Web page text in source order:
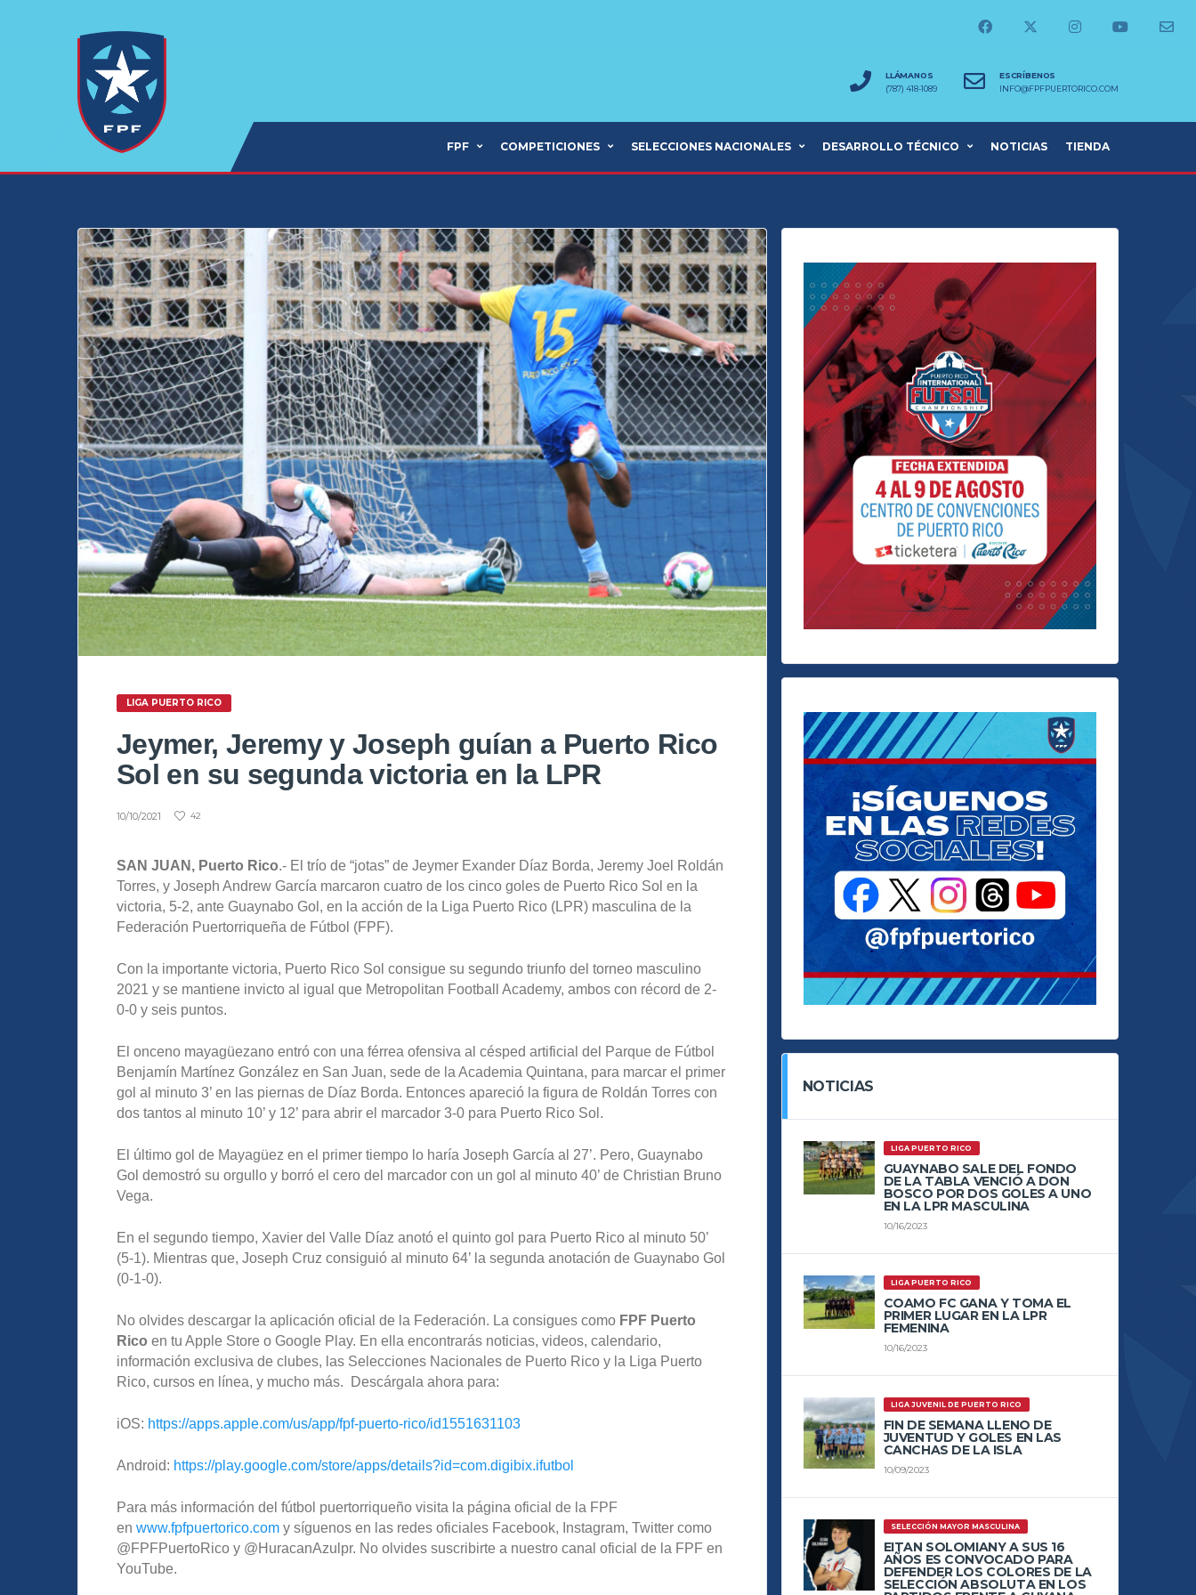
LLÁMANOS
(787) 418-1089
ESCRÍBENOS
INFO@FPFPUERTORICO.COM
FPF COMPETICIONES SELECCIONES NACIONALES DESARROLLO TÉCNICO NOTICIAS TIENDA
LIGA PUERTO RICO
Jeymer, Jeremy y Joseph guían a Puerto Rico
Sol en su segunda victoria en la LPR
10/10/2021 42
SAN JUAN, Puerto Rico.- El trío de “jotas” de Jeymer Exander Díaz Borda, Jeremy Joel Roldán
Torres, y Joseph Andrew García marcaron cuatro de los cinco goles de Puerto Rico Sol en la
victoria, 5-2, ante Guaynabo Gol, en la acción de la Liga Puerto Rico (LPR) masculina de la
Federación Puertorriqueña de Fútbol (FPF).
Con la importante victoria, Puerto Rico Sol consigue su segundo triunfo del torneo masculino
2021 y se mantiene invicto al igual que Metropolitan Football Academy, ambos con récord de 2-
0-0 y seis puntos.
El onceno mayagüezano entró con una férrea ofensiva al césped artificial del Parque de Fútbol
Benjamín Martínez González en San Juan, sede de la Academia Quintana, para marcar el primer
gol al minuto 3’ en las piernas de Díaz Borda. Entonces apareció la figura de Roldán Torres con
dos tantos al minuto 10’ y 12’ para abrir el marcador 3-0 para Puerto Rico Sol.
El último gol de Mayagüez en el primer tiempo lo haría Joseph García al 27’. Pero, Guaynabo
Gol demostró su orgullo y borró el cero del marcador con un gol al minuto 40’ de Christian Bruno
Vega.
En el segundo tiempo, Xavier del Valle Díaz anotó el quinto gol para Puerto Rico al minuto 50’
(5-1). Mientras que, Joseph Cruz consiguió al minuto 64’ la segunda anotación de Guaynabo Gol
(0-1-0).
No olvides descargar la aplicación oficial de la Federación. La consigues como FPF Puerto
Rico en tu Apple Store o Google Play. En ella encontrarás noticias, videos, calendario,
información exclusiva de clubes, las Selecciones Nacionales de Puerto Rico y la Liga Puerto
Rico, cursos en línea, y mucho más. Descárgala ahora para:
iOS: https://apps.apple.com/us/app/fpf-puerto-rico/id1551631103
Android: https://play.google.com/store/apps/details?id=com.digibix.ifutbol
Para más información del fútbol puertorriqueño visita la página oficial de la FPF
en www.fpfpuertorico.com y síguenos en las redes oficiales Facebook, Instagram, Twitter como
@FPFPuertoRico y @HuracanAzulpr. No olvides suscribirte a nuestro canal oficial de la FPF en
YouTube.
NOTICIAS
LIGA PUERTO RICO
GUAYNABO SALE DEL FONDO
DE LA TABLA VENCIÓ A DON
BOSCO POR DOS GOLES A UNO
EN LA LPR MASCULINA
10/16/2023
LIGA PUERTO RICO
COAMO FC GANA Y TOMA EL
PRIMER LUGAR EN LA LPR
FEMENINA
10/16/2023
LIGA JUVENIL DE PUERTO RICO
FIN DE SEMANA LLENO DE
JUVENTUD Y GOLES EN LAS
CANCHAS DE LA ISLA
10/09/2023
SELECCIÓN MAYOR MASCULINA
EITAN SOLOMIANY A SUS 16
AÑOS ES CONVOCADO PARA
DEFENDER LOS COLORES DE LA
SELECCIÓN ABSOLUTA EN LOS